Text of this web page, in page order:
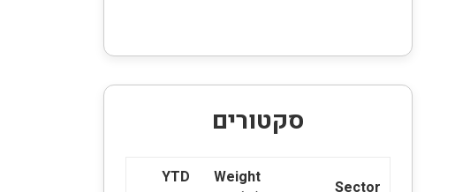
סקטורים
Sector
Weight
YTD